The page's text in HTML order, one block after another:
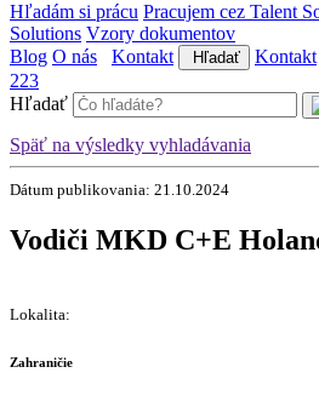
Hľadám si prácu Pracujem cez Talent
Solutions Vzory dokumentov
Blog O nás Kontakt Hľadať Kontakt
223
Hľadať
Späť na výsledky vyhladávania
Dátum publikovania: 21.10.2024
Vodiči MKD C+E
Lokalita:
Zahraničie